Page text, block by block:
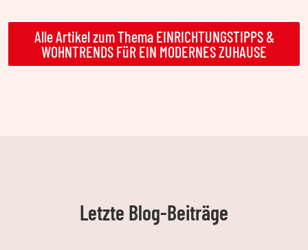
Alle Artikel zum Thema EINRICHTUNGSTIPPS &
WOHNTRENDS FüR EIN MODERNES ZUHAUSE
Letzte Blog-Beiträge